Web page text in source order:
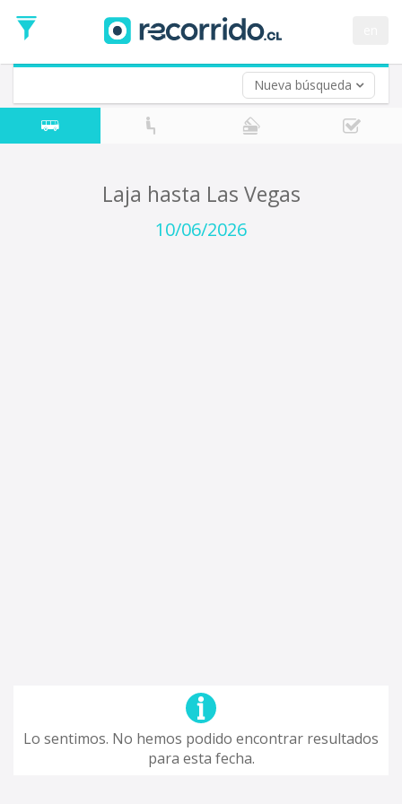
Nueva búsqueda
de
Ida
Vuelta (opcional)
Fecha
de
Laja hasta Las Vegas
10/06/2026
Lo sentimos. No hemos podido encontrar resultados
para esta fecha.